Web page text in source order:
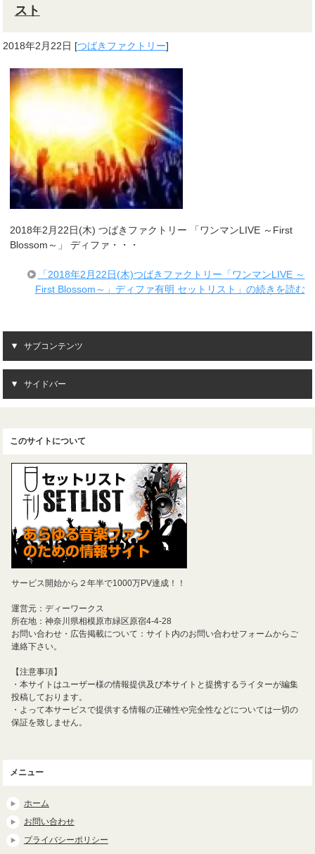
スト
2018年2月22日 [つばきファクトリー]
2018年2月22日(木) つばきファクトリー 「ワンマンLIVE ～First
Blossom～」 ディファ・・・
「2018年2月22日(木)つばきファクトリー「ワンマンLIVE ～
First Blossom～」ディファ有明 セットリスト」の続きを読む
サブコンテンツ
サイドバー
このサイトについて
サービス開始から２年半で1000万PV達成！！
運営元：ディーワークス
所在地：神奈川県相模原市緑区原宿4-4-28
お問い合わせ・広告掲載について：サイト内のお問い合わせフォームからご
連絡下さい。
【注意事項】
・本サイトはユーザー様の情報提供及び本サイトと提携するライターが編集
投稿しております。
・よって本サービスで提供する情報の正確性や完全性などについては一切の
保証を致しません。
メニュー
ホーム
お問い合わせ
プライバシーポリシー